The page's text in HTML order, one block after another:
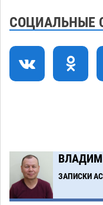
нелегалов
11:08 Как
СОЦИАЛЬНЫЕ
ЗАПИСКИ